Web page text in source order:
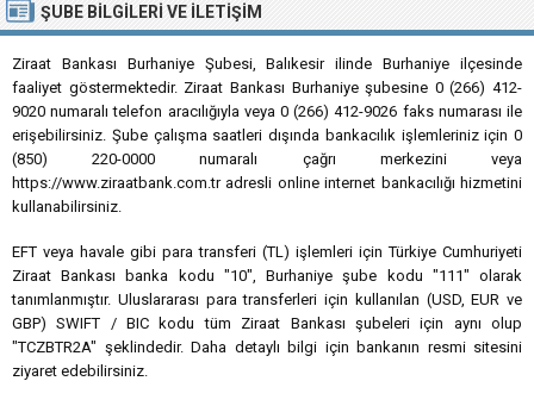
ŞUBE BILGILERI VE İLETIŞIM
Ziraat Bankası Burhaniye Şubesi, Balıkesir ilinde Burhaniye ilçesinde
faaliyet göstermektedir. Ziraat Bankası Burhaniye şubesine 0 (266) 412-
9020 numaralı telefon aracılığıyla veya 0 (266) 412-9026 faks numarası ile
erişebilirsiniz. Şube çalışma saatleri dışında bankacılık işlemleriniz için 0
(850) 220-0000 numaralı çağrı merkezini veya
https://www.ziraatbank.com.tr adresli online internet bankacılığı hizmetini
kullanabilirsiniz.
EFT veya havale gibi para transferi (TL) işlemleri için Türkiye Cumhuriyeti
Ziraat Bankası banka kodu "10", Burhaniye şube kodu "111" olarak
tanımlanmıştır. Uluslararası para transferleri için kullanılan (USD, EUR ve
GBP) SWIFT / BIC kodu tüm Ziraat Bankası şubeleri için aynı olup
"TCZBTR2A" şeklindedir. Daha detaylı bilgi için bankanın resmi sitesini
ziyaret edebilirsiniz.